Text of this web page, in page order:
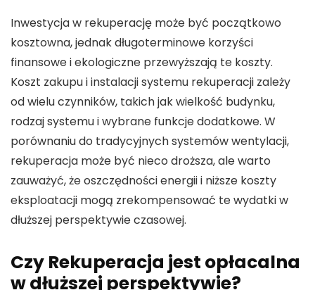
Inwestycja w rekuperację może być początkowo
kosztowna, jednak długoterminowe korzyści
finansowe i ekologiczne przewyższają te koszty.
Koszt zakupu i instalacji systemu rekuperacji zależy
od wielu czynników, takich jak wielkość budynku,
rodzaj systemu i wybrane funkcje dodatkowe. W
porównaniu do tradycyjnych systemów wentylacji,
rekuperacja może być nieco droższa, ale warto
zauważyć, że oszczędności energii i niższe koszty
eksploatacji mogą zrekompensować te wydatki w
dłuższej perspektywie czasowej.
Czy Rekuperacja jest opłacalna
w dłuższej perspektywie?